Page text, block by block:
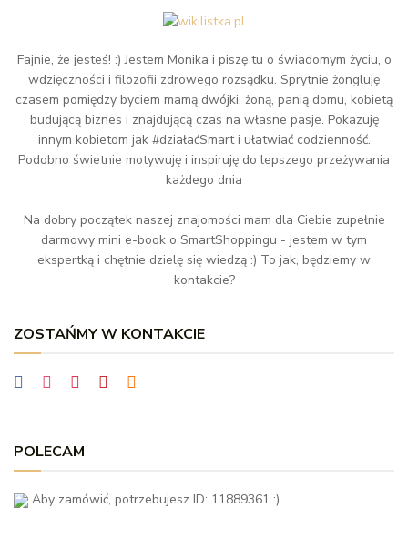
Fajnie, że jesteś! :) Jestem Monika i piszę tu o świadomym życiu, o
wdzięczności i filozofii zdrowego rozsądku. Sprytnie żongluję
czasem pomiędzy byciem mamą dwójki, żoną, panią domu, kobietą
budującą biznes i znajdującą czas na własne pasje. Pokazuję
innym kobietom jak #działaćSmart i ułatwiać codzienność.
Podobno świetnie motywuję i inspiruję do lepszego przeżywania
każdego dnia
Na dobry początek naszej znajomości mam dla Ciebie zupełnie
darmowy mini e-book o SmartShoppingu - jestem w tym
ekspertką i chętnie dzielę się wiedzą :) To jak, będziemy w
kontakcie?
ZOSTAŃMY W KONTAKCIE
POLECAM
Aby zamówić, potrzebujesz ID: 11889361 :)